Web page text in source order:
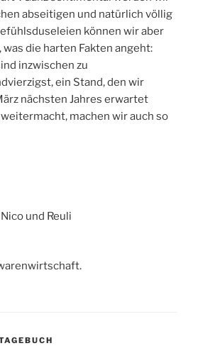
abseitigen und natürlich völlig
können wir aber
die harten Fakten angeht:
inzwischen zu
ein Stand, den wir
nächsten Jahres erwartet
machen wir auch so
und Reuli